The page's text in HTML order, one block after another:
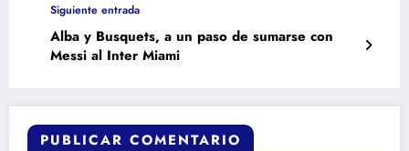
Siguiente entrada
Alba y Busquets, a un paso de sumarse con
Messi al Inter Miami
PUBLICAR COMENTARIO